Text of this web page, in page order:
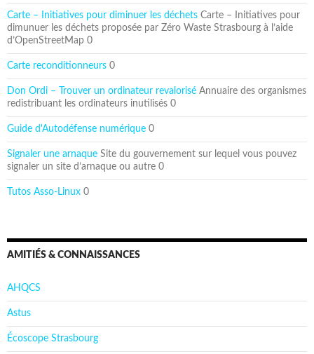
Carte – Initiatives pour diminuer les déchets Carte – Initiatives pour
dimunuer les déchets proposée par Zéro Waste Strasbourg à l’aide
d’OpenStreetMap 0
Carte reconditionneurs 0
Don Ordi – Trouver un ordinateur revalorisé Annuaire des organismes
redistribuant les ordinateurs inutilisés 0
Guide d'Autodéfense numérique 0
Signaler une arnaque Site du gouvernement sur lequel vous pouvez
signaler un site d’arnaque ou autre 0
Tutos Asso-Linux 0
AMITIÉS & CONNAISSANCES
AHQCS
Astus
Écoscope Strasbourg